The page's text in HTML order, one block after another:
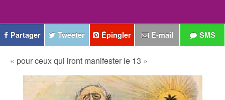
Partager Tweeter Épingler E-mail SMS
« pour ceux qui iront manifester le 13 »